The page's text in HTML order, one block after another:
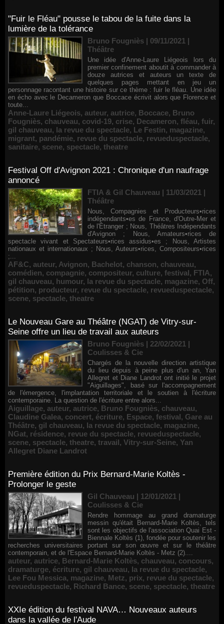
"Fuir le Fléau" pousse le tabou de la fuite dans la
lumière de la tolérance
Bruno Fougniès | 09/11/2021 |
Théâtre
Une idée d'Anne-Laure Liégeois lors du
premier confinement aboutit à commander à
douze autrices et auteurs un texte de
quelques pages mettant en jeu un
personnage racontant une histoire sur ce thème : fuir le fléau. Une idée
en écho avec le Decameron que Boccace écrivit alors que Florence et
toute...
Anne-Laure Liégeois, auteur, autrice, Boccace, Bruno
Fougniès, chauveau, covid-19, crise, Decameron, fléau, fuir,
gil chauveau, la revue du spectacle, Le Festin, magazine,
migrant, pandémie, revue du spectacle, revueduspectacle,
sanitaire, scene, spectacle, theatre
Festival Off d'Avignon 2021 : Chronique d'un naufrage
annoncé
FTIA & Gil Chauveau | 11/03/2021 |
Théâtre
Nous, Compagnies et Producteurs•rices
indépendants•es de France, d'Outre-Mer et
de l'Étranger ; Nous, Théâtres Indépendants
d'Avignon ; Nous, Amateurs•rices de
spectacle vivant et Spectateurs•rices assidus•es ; Nous, Artistes
nationaux et internationaux ; Nous, Auteurs•rices, Compositeurs•rices
;...
AF&C, auteur, Avignon, Bachelot, chanson, chauveau,
comédien, compagnie, compositeur, culture, festival, FTIA,
gil chauveau, humour, la revue du spectacle, magazine, Off,
pétition, producteur, revue du spectacle, revueduspectacle,
scene, spectacle, theatre
Le Nouveau Gare au Théâtre (NGAT) de Vitry-sur-
Seine offre un lieu de travail aux auteurs
Bruno Fougniès | 22/02/2021 |
Coulisses & Cie
Chargés de la nouvelle direction artistique
du lieu depuis à peine plus d'un an, Yan
Allegret et Diane Landrot ont initié le projet
"Aiguillages", basé sur l'accompagnement
de l'émergence, l'implantation territoriale et le soutien à l'écriture
contemporaine. La question de l'écriture entre alors...
Aiguillage, auteur, autrice, Bruno Fougniès, chauveau,
Claudine Galea, concert, écriture, Espace, festival, Gare au
Théâtre, gil chauveau, la revue du spectacle, magazine,
NGat, résidence, revue du spectacle, revueduspectacle,
scene, spectacle, theatre, travail, Vitry-sur-Seine, Yan
Allegret Diane Landrot
Première édition du Prix Bernard-Marie Koltès -
Prolonger le geste
Gil Chauveau | 12/01/2021 |
Coulisses & Cie
Rendre hommage au grand dramaturge
messin qu'était Bernard-Marie Koltès, tels
sont les objectifs de l'association Quai Est -
Biennale Koltès (1), fondée pour soutenir les
recherches universitaires portant sur son œuvre et sur le théâtre
contemporain, et de l'Espace Bernard-Marie Koltès - Metz (2)....
auteur, autrice, Bernard-Marie Koltès, chauveau, concours,
dramaturge, écriture, gil chauveau, la revue du spectacle,
Lee Fou Messica, magazine, Metz, prix, revue du spectacle,
revueduspectacle, Richard Bance, scene, spectacle, theatre
XXIe édition du festival NAVA… Nouveaux auteurs
dans la vallée de l'Aude